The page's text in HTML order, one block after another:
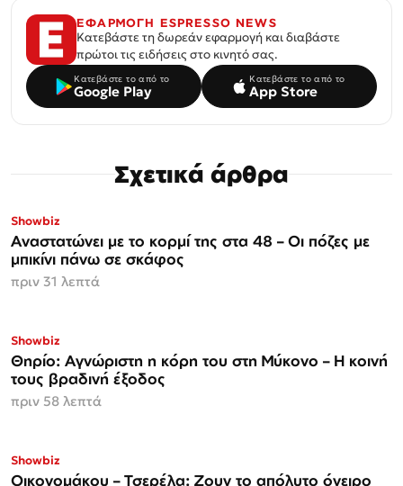
ΕΦΑΡΜΟΓΗ ESPRESSO NEWS
Κατεβάστε τη δωρεάν εφαρμογή και διαβάστε
πρώτοι τις ειδήσεις στο κινητό σας.
Κατεβάστε το από το
Google Play
Κατεβάστε το από το
App Store
Σχετικά άρθρα
Showbiz
Αναστατώνει με το κορμί της στα 48 – Οι πόζες με
μπικίνι πάνω σε σκάφος
πριν 31 λεπτά
Showbiz
Θηρίο: Αγνώριστη η κόρη του στη Μύκονο – Η κοινή
τους βραδινή έξοδος
πριν 58 λεπτά
Showbiz
Οικονομάκου – Τσερέλα: Ζουν το απόλυτο όνειρο